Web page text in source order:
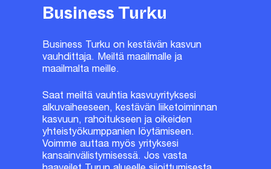
Business Turku
Business Turku on kestävän kasvun
vauhdittaja. Meiltä maailmalle ja
maailmalta meille.
Saat meiltä vauhtia kasvuyrityksesi
alkuvaiheeseen, kestävän liiketoiminnan
kasvuun, rahoitukseen ja oikeiden
yhteistyökumppanien löytämiseen.
Voimme auttaa myös yrityksesi
kansainvälistymisessä. Jos vasta